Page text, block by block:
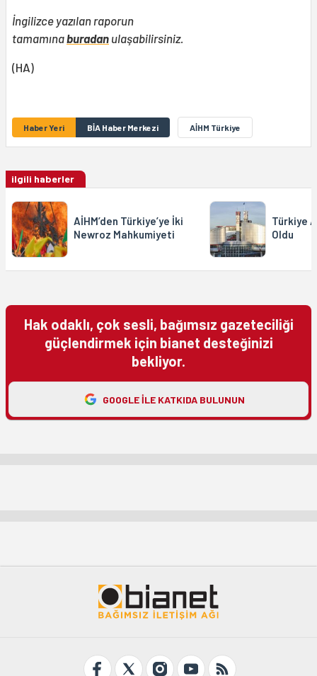
İngilizce yazılan raporun
tamamınaburadan ulaşabilirsiniz.
(HA)
Haber Yeri BİA Haber Merkezi AİHM Türkiye
ilgili haberler
AİHM’den Türkiye’ye İki
Newroz Mahkumiyeti
Türkiye
Oldu
Hak odaklı, çok sesli, bağımsız gazeteciliği
güçlendirmek için bianet desteğinizi
bekliyor.
GOOGLE ILE KATKIDA BULUNUN